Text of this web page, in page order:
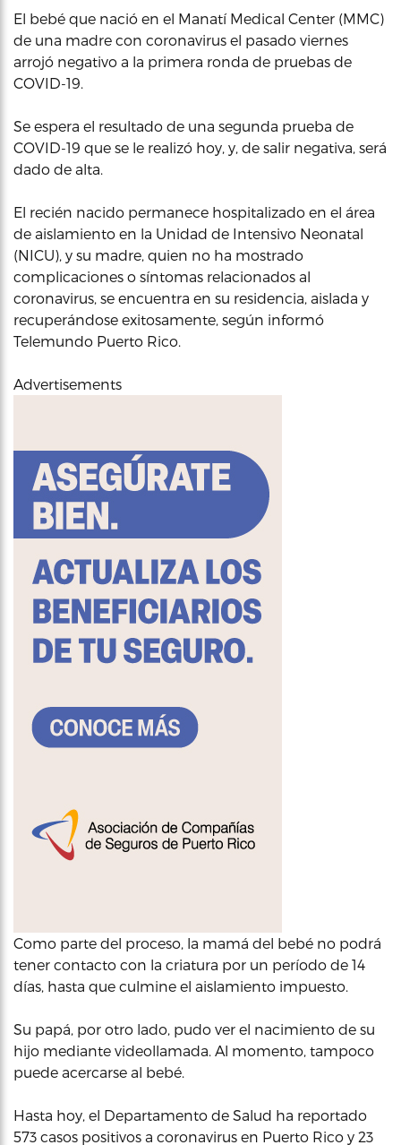
El bebé que nació en el Manatí Medical Center (MMC)
de una madre con coronavirus el pasado viernes
arrojó negativo a la primera ronda de pruebas de
COVID-19.
Se espera el resultado de una segunda prueba de
COVID-19 que se le realizó hoy, y, de salir negativa, será
dado de alta.
El recién nacido permanece hospitalizado en el área
de aislamiento en la Unidad de Intensivo Neonatal
(NICU), y su madre, quien no ha mostrado
complicaciones o síntomas relacionados al
coronavirus, se encuentra en su residencia, aislada y
recuperándose exitosamente, según informó
Telemundo Puerto Rico.
Advertisements
Como parte del proceso, la mamá del bebé no podrá
tener contacto con la criatura por un período de 14
días, hasta que culmine el aislamiento impuesto.
Su papá, por otro lado, pudo ver el nacimiento de su
hijo mediante videollamada. Al momento, tampoco
puede acercarse al bebé.
Hasta hoy, el Departamento de Salud ha reportado
573 casos positivos a coronavirus en Puerto Rico y 23